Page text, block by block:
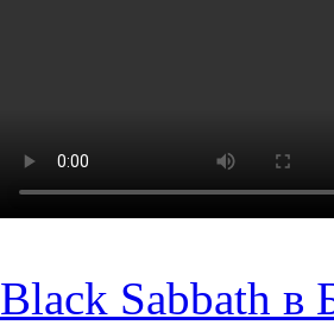
Black Sabbath в